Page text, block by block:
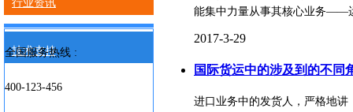
行业资讯
技术支持
全国服务热线 :
400-123-456
能集中力量从事其核心业务——
2017-3-29
国际货运中的涉及到的不同
进口业务中的发货人，严格地